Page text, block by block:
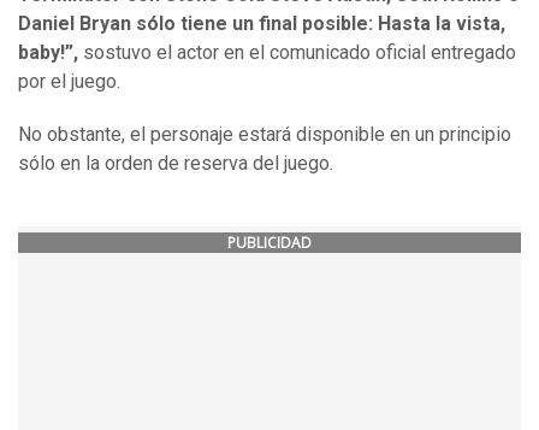
Daniel Bryan sólo tiene un final posible: Hasta la vista,
baby!”, sostuvo el actor en el comunicado oficial entregado
por el juego.
No obstante, el personaje estará disponible en un principio
sólo en la orden de reserva del juego.
PUBLICIDAD